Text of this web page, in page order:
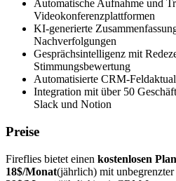
Automatische Aufnahme und
Videokonferenzplattformen
KI-generierte
Nachverfolgungen
Gesprächsintelligenz mit
Stimmungsbewertung
Automatisierte CRM-
Integration mit über 50
Slack und Notion
Preise
Fireflies bietet einen kostenlosen Plan
18$/Monat(jährlich) mit